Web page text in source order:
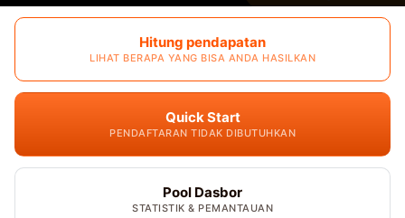
Hitung pendapatan
LIHAT BERAPA YANG BISA ANDA HASILKAN
Quick Start
PENDAFTARAN TIDAK DIBUTUHKAN
Pool Dasbor
STATISTIK & PEMANTAUAN